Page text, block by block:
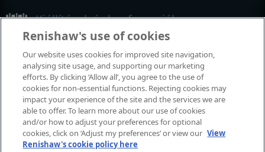
Kiállítások és konferenciák
Renishaw's use of cookies
Our website uses cookies for improved site navigation,
analysing site usage, and supporting our marketing
efforts. By clicking ‘Allow all’, you agree to the use of
cookies for non-essential functions. Rejecting cookies may
impact your experience of the site and the services we are
able to offer. To learn more about our use of cookies
and/or how to adjust your preferences for optional
cookies, click on ‘Adjust my preferences’ or view our View
Renishaw's cookie policy here